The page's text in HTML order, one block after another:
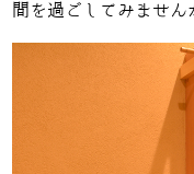
間を過ごしてみません